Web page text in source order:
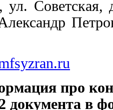
ул. Советская,
про
документа в